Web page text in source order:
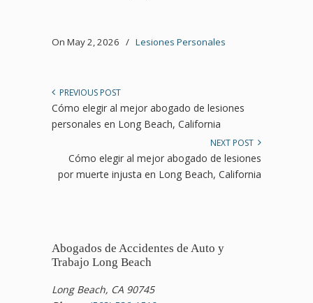
On May 2, 2026 / Lesiones Personales
PREVIOUS POST
Cómo elegir al mejor abogado de lesiones
personales en Long Beach, California
NEXT POST
Cómo elegir al mejor abogado de lesiones
por muerte injusta en Long Beach, California
Abogados de Accidentes de Auto y
Trabajo Long Beach
Long Beach, CA 90745